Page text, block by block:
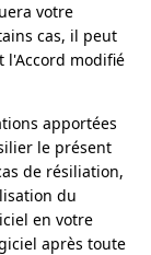
votre
cas, il peut
l'Accord modifié
apportées
le présent
de résiliation,
du
en votre
après toute